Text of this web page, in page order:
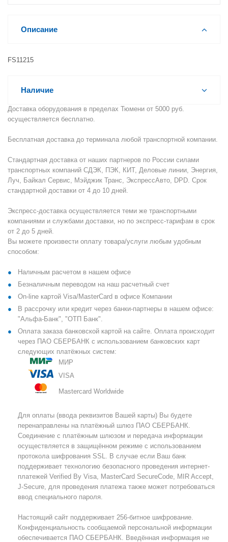
Описание
FS11215
Наличие
Доставка оборудования в пределах Тюмени от 5000 руб.
осуществляется бесплатно.
Бесплатная доставка до терминала любой транспортной компании.
Стандартная доставка от наших партнеров по России силами
транспортных компаний СДЭК, ПЭК, КИТ, Деловые линии, Энергия,
Луч, Байкал Сервис, Мэйджик Транс, ЭкспрессАвто, DPD. Срок
стандартной доставки от 4 до 10 дней.
Экспресс-доставка осуществляется теми же транспортными
компаниями и службами доставки, но по экспресс-тарифам в срок
от 2 до 5 дней.
Вы можете произвести оплату товара/услуги любым удобным
способом:
Наличным расчетом в нашем офисе
Безналичным переводом на наш расчетный счет
On-line картой Visa/MasterCard в офисе Компании
В рассрочку или кредит через банки-партнеры в нашем офисе:
"Альфа-Банк", "ОТП Банк".
Оплата заказа банковской картой на сайте. Оплата происходит
через ПАО СБЕРБАНК с использованием банковских карт
следующих платёжных систем:
МИР
VISA
Mastercard Worldwide
Для оплаты (ввода реквизитов Вашей карты) Вы будете
перенаправлены на платёжный шлюз ПАО СБЕРБАНК.
Соединение с платёжным шлюзом и передача информации
осуществляется в защищённом режиме с использованием
протокола шифрования SSL. В случае если Ваш банк
поддерживает технологию безопасного проведения интернет-
платежей Verified By Visa, MasterCard SecureCode, MIR Accept,
J-Secure, для проведения платежа также может потребоваться
ввод специального пароля.
Настоящий сайт поддерживает 256-битное шифрование.
Конфиденциальность сообщаемой персональной информации
обеспечивается ПАО СБЕРБАНК. Введённая информация не